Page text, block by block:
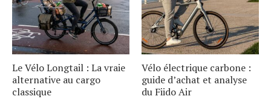
Le Vélo Longtail : La vraie
alternative au cargo
classique
Vélo électrique carbone :
guide d’achat et analyse
du Fiido Air